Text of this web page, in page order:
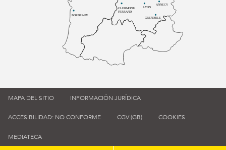
BORDEAUX
CLERMONT-
FERRAND
LYON
ANNECY
GRENOBLE
MAPA DEL SITIO INFORMACIÓN JURÍDICA
ACCESIBILIDAD: NO CONFORME CGV (GB) COOKIES
MEDIATECA